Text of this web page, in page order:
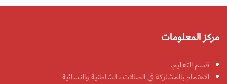
مركز المعلومات
قسم التعليم.
الاهتمام بالمشاركة في الصالات ، الشاطئية والنسائية